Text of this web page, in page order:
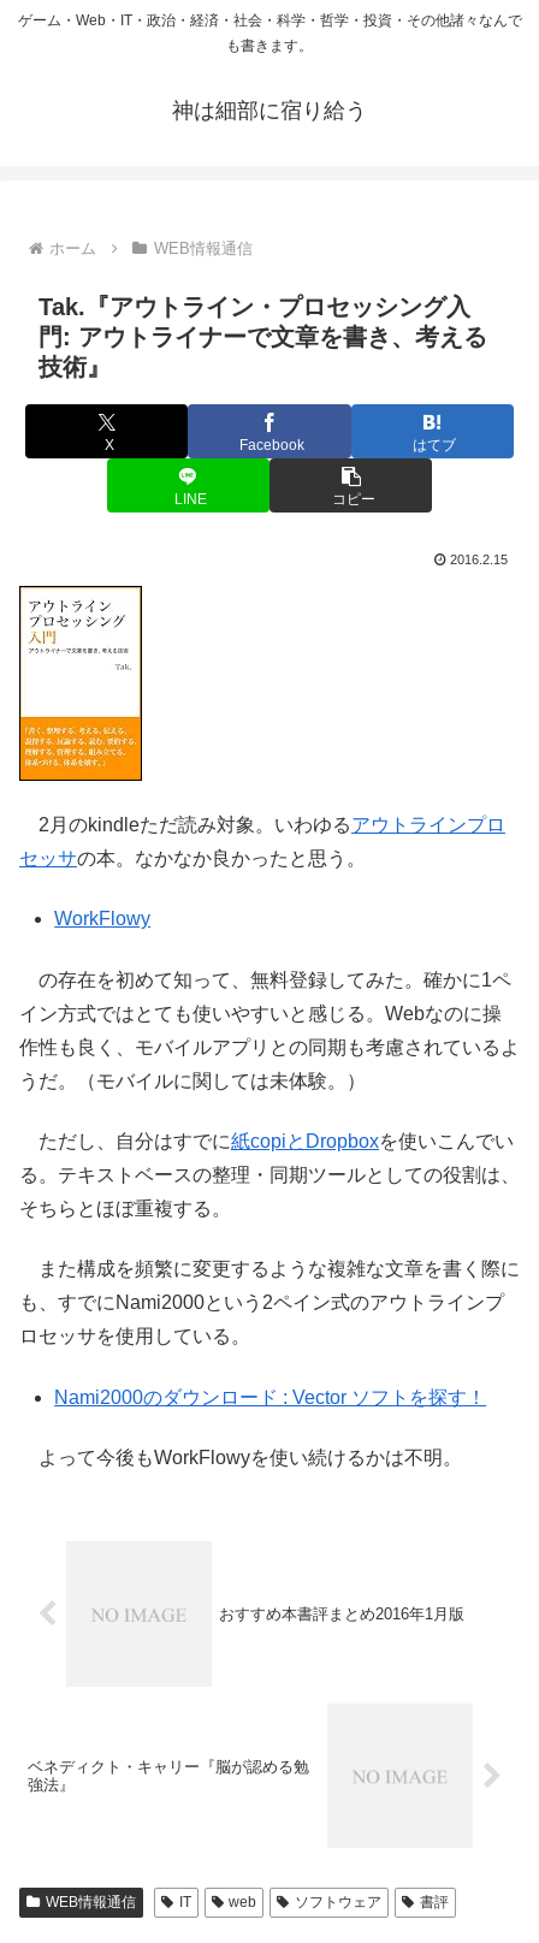
ゲーム・Web・IT・政治・経済・社会・科学・哲学・投資・その他諸々なんで
も書きます。
神は細部に宿り給う
ホーム WEB情報通信
Tak.『アウトライン・プロセッシング入
門: アウトライナーで文章を書き、考える
技術』
X Facebook はてブ
LINE コピー
2016.2.15
2月のkindleただ読み対象。いわゆるアウトラインプロ
セッサの本。なかなか良かったと思う。
WorkFlowy
の存在を初めて知って、無料登録してみた。確かに1ペ
イン方式ではとても使いやすいと感じる。Webなのに操
作性も良く、モバイルアプリとの同期も考慮されているよ
うだ。（モバイルに関しては未体験。）
ただし、自分はすでに紙copiとDropboxを使いこんでい
る。テキストベースの整理・同期ツールとしての役割は、
そちらとほぼ重複する。
また構成を頻繁に変更するような複雑な文章を書く際に
も、すでにNami2000という2ペイン式のアウトラインプ
ロセッサを使用している。
Nami2000のダウンロード : Vector ソフトを探す！
よって今後もWorkFlowyを使い続けるかは不明。
おすすめ本書評まとめ2016年1月版
ベネディクト・キャリー『脳が認める勉
強法』
WEB情報通信 IT web ソフトウェア 書評